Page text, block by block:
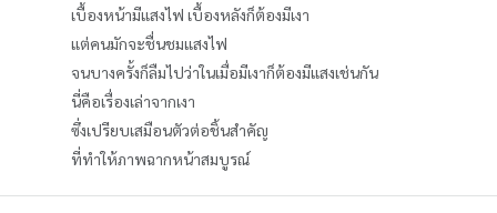
เบื้องหน้ามีแสงไฟ เบื้องหลังก็ต้องมีเงา
แต่คนมักจะชื่นชมแสงไฟ
จนบางครั้งก็ลืมไปว่าในเมื่อมีเงาก็ต้องมีแสงเช่นกัน
นี่คือเรื่องเล่าจากเงา
ซึ่งเปรียบเสมือนตัวต่อชิ้นสำคัญ
ที่ทำให้ภาพฉากหน้าสมบูรณ์